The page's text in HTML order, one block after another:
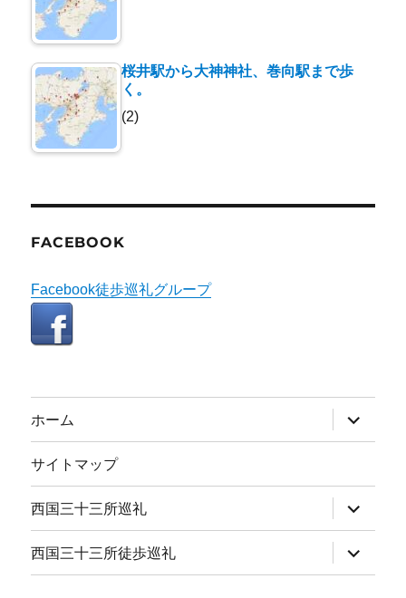
桜井駅から大神神社、巻向駅まで歩
く。
(2)
FACEBOOK
Facebook徒歩巡礼グループ
ホーム
ブ
メ
ー
を
展
開
サイトマップ
西国三十三所巡礼
ブ
メ
ニ
ュ
ー
西国三十三所徒歩巡礼
ブ
メ